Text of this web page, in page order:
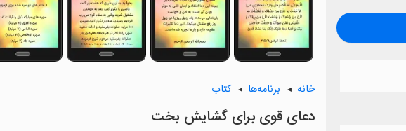
خانه برنامه‌ها کتاب
دعای قوی برای گشایش بخت